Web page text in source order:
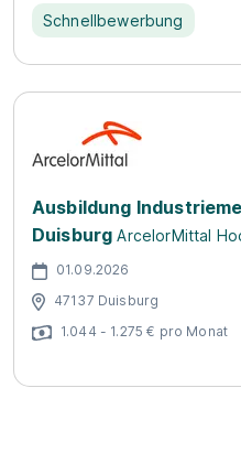
Schnellbewerbung
Ausbildung
Duisburg ArcelorMittal
01.09.2026
47137 Duisburg
1.044 - 1.275 € pro Monat